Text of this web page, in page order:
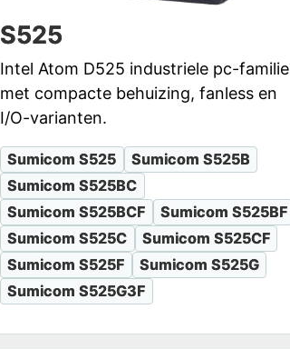
S525
Intel Atom D525 industriele pc-familie
met compacte behuizing, fanless en
I/O-varianten.
Sumicom S525
Sumicom S525B
Sumicom S525BC
Sumicom S525BCF
Sumicom S525BF
Sumicom S525C
Sumicom S525CF
Sumicom S525F
Sumicom S525G
Sumicom S525G3F